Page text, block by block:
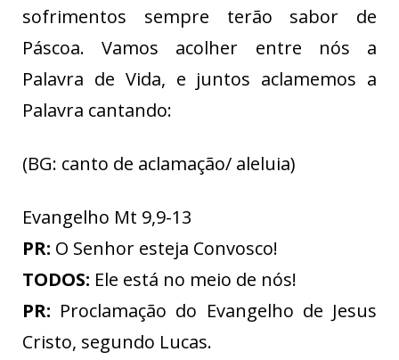
sofrimentos sempre terão sabor de
Páscoa. Vamos acolher entre nós a
Palavra de Vida, e juntos aclamemos a
Palavra cantando:
(BG: canto de aclamação/ aleluia)
Evangelho Mt 9,9-13
PR: O Senhor esteja Convosco!
TODOS: Ele está no meio de nós!
PR: Proclamação do Evangelho de Jesus
Cristo, segundo Lucas.